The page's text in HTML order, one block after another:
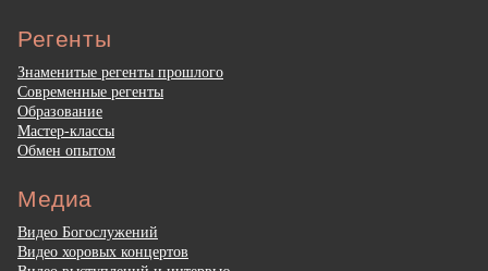
Регенты
Знаменитые регенты прошлого
Современные регенты
Образование
Мастер-классы
Обмен опытом
Медиа
Видео Богослужений
Видео хоровых концертов